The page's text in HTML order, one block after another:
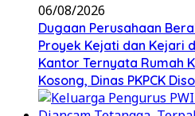
06/08/2026
Dugaan Perusahaan
Proyek Kejati dan Kejari
Kantor Ternyata Rumah
Kosong, Dinas PKPCK